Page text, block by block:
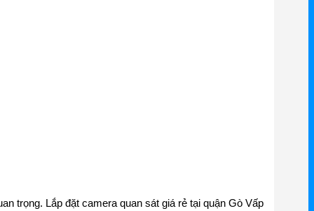
trọng. Lắp đặt camera quan sát giá rẻ tại quận Gò Vấp